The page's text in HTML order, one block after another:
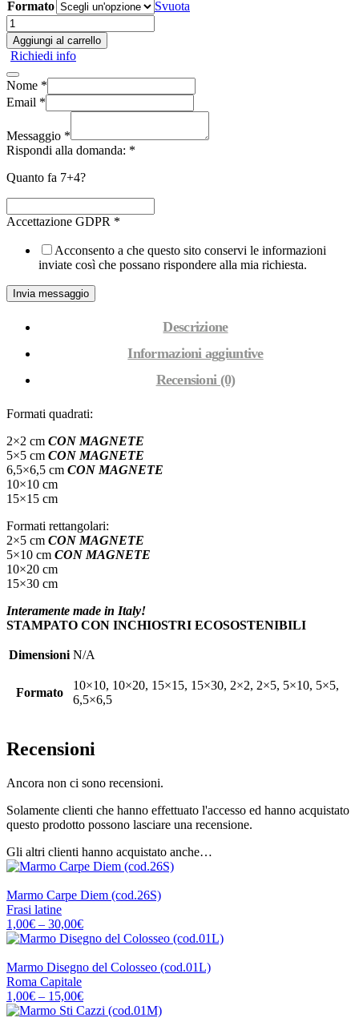
Formato
Svuota
Marmo
Omnia
Vincit
Amor
(cod.17S)
quantità
Aggiungi al carrello
Richiedi info
Nome *
Email *
Messaggio *
Rispondi alla domanda: *
Quanto fa 7+4?
Accettazione GDPR *
Acconsento a che questo sito conservi le informazioni
inviate così che possano rispondere alla mia richiesta.
Invia messaggio
Descrizione
Informazioni aggiuntive
Recensioni (0)
Formati quadrati:
2×2 cm CON MAGNETE
5×5 cm CON MAGNETE
6,5×6,5 cm CON MAGNETE
10×10 cm
15×15 cm
Formati rettangolari:
2×5 cm CON MAGNETE
5×10 cm CON MAGNETE
10×20 cm
15×30 cm
Interamente made in Italy!
STAMPATO CON INCHIOSTRI ECOSOSTENIBILI
Dimensioni N/A
Formato
10×10, 10×20, 15×15, 15×30, 2×2, 2×5, 5×10, 5×5,
6,5×6,5
Recensioni
Ancora non ci sono recensioni.
Solamente clienti che hanno effettuato l'accesso ed hanno acquistato
questo prodotto possono lasciare una recensione.
Gli altri clienti hanno acquistato anche…
Marmo Carpe Diem (cod.26S)
Frasi latine
1,00€ – 30,00€Fascia
di
da
a
30,00€
Marmo Disegno del Colosseo (cod.01L)
Roma Capitale
1,00€ – 15,00€Fascia
di